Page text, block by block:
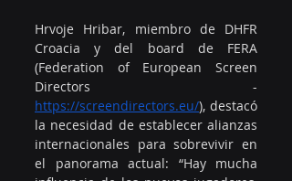
Hrvoje Hribar, miembro de DHFR
Croacia y del board de FERA
(Federation of European Screen
https://screendirectors.eu/), destacó
la necesidad de establecer alianzas
internacionales para sobrevivir en
el panorama actual: “Hay mucha